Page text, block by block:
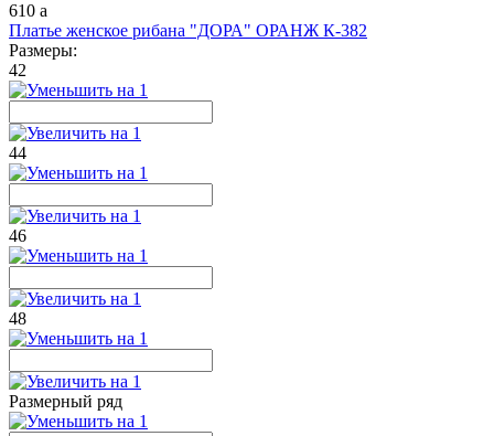
610 a
Платье женское рибана "ДОРА" ОРАНЖ К-382
Размеры:
42
44
46
48
Размерный ряд